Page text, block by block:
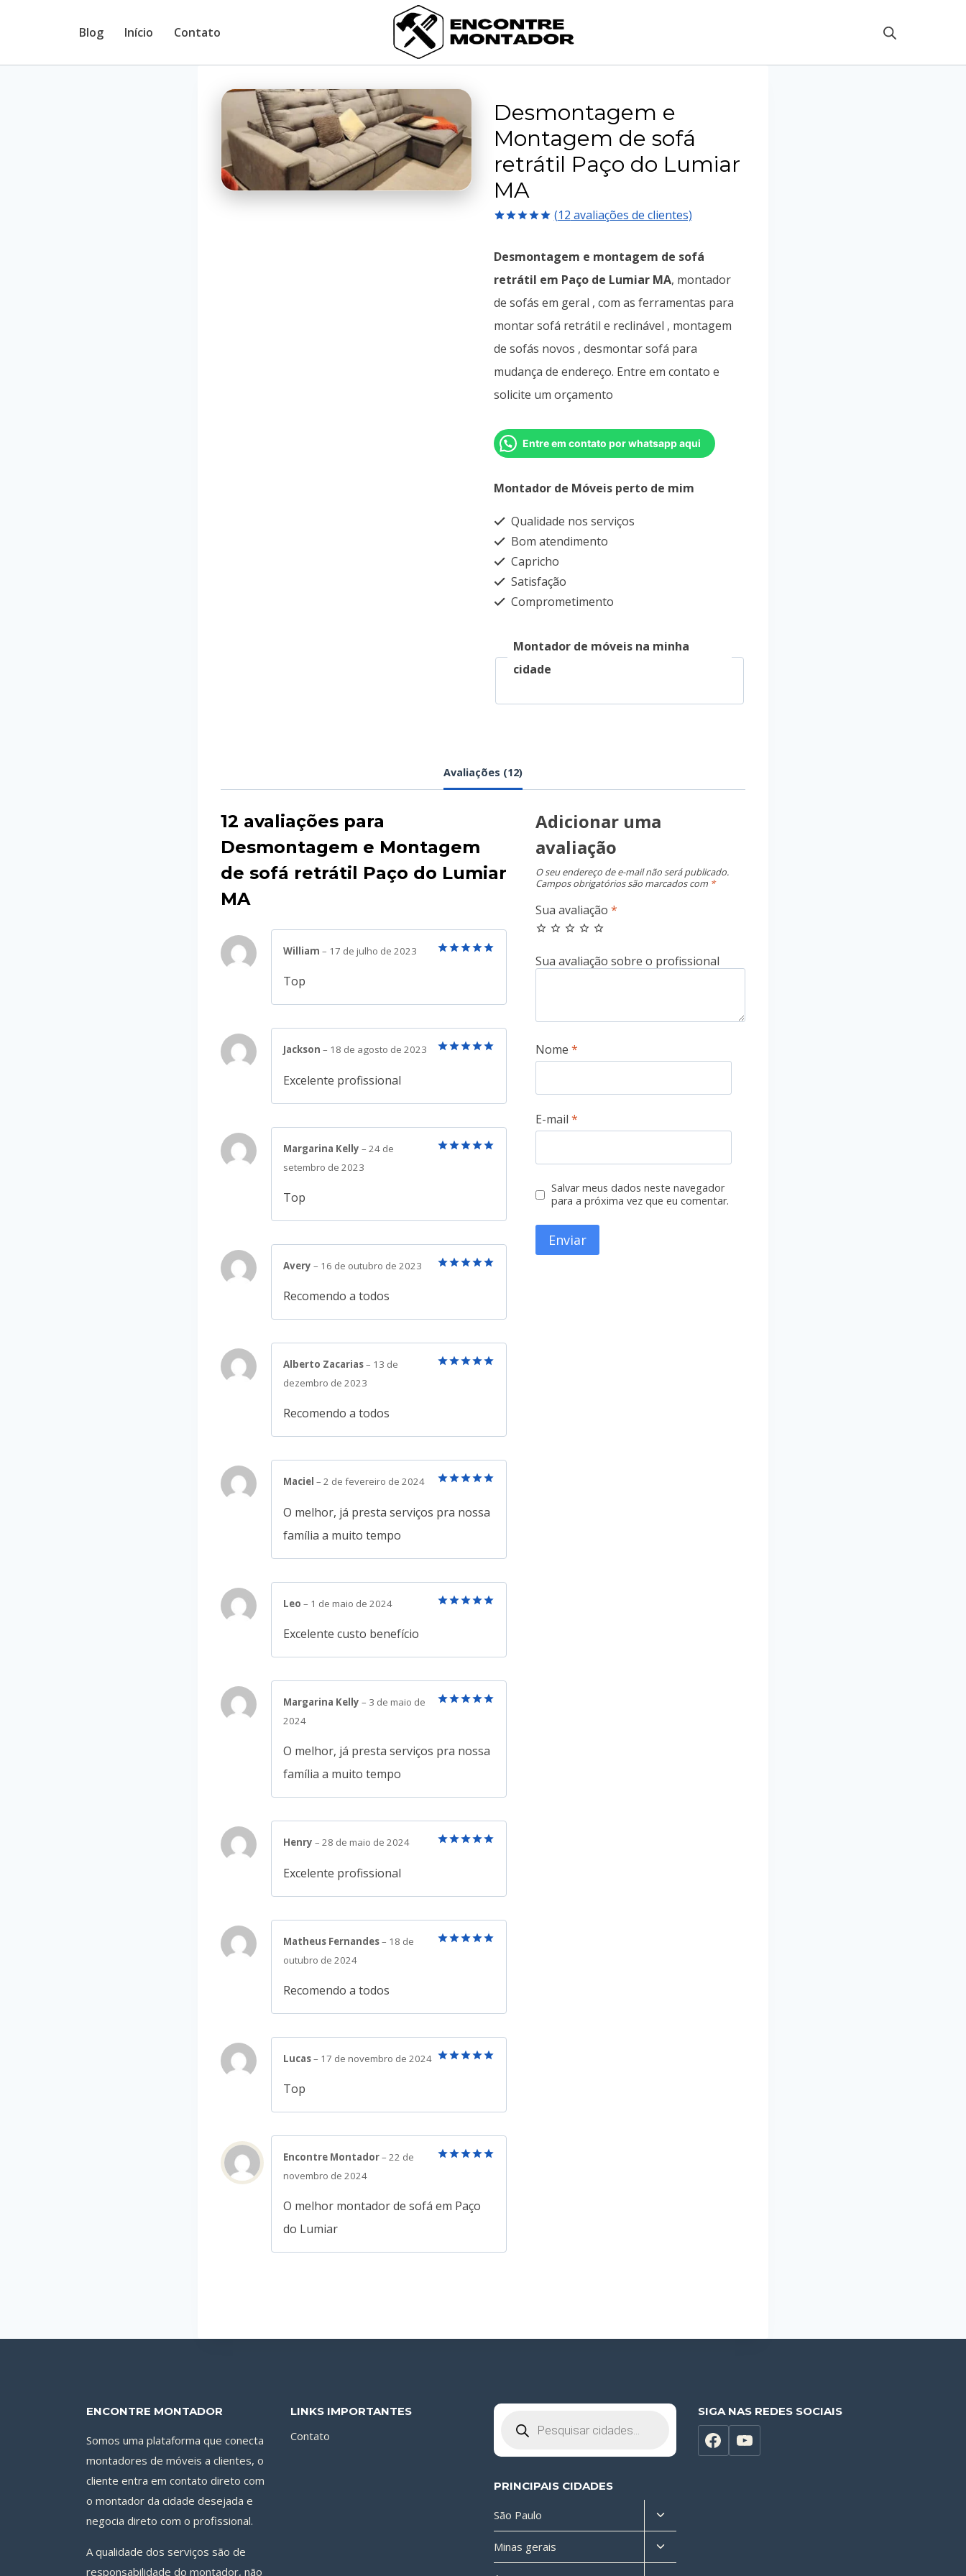
Blog Início Contato
Desmontagem e
Montagem de sofá
retrátil Paço do Lumiar
MA
de 5, com
avaliações
(12 avaliações de clientes)
Desmontagem e montagem de sofá
retrátil em Paço de Lumiar MA, montador
de sofás em geral , com as ferramentas para
montar sofá retrátil e reclinável , montagem
de sofás novos , desmontar sofá para
mudança de endereço. Entre em contato e
solicite um orçamento
Entre em contato por whatsapp aqui
Montador de Móveis perto de mim
Qualidade nos serviços
Bom atendimento
Capricho
Satisfação
Comprometimento
Montador de móveis na minha
cidade
Avaliações (12)
12 avaliações para
Desmontagem e Montagem
de sofá retrátil Paço do Lumiar
MA
William – 17 de julho de 2023
Top
Jackson – 18 de agosto de 2023
Excelente profissional
Margarina Kelly – 24 de
setembro de 2023
Top
Avery – 16 de outubro de 2023
Recomendo a todos
Alberto Zacarias– 13 de
dezembro de 2023
Recomendo a todos
Maciel – 2 de fevereiro de 2024
O melhor, já presta serviços pra nossa
família a muito tempo
Leo – 1 de maio de 2024
Excelente custo benefício
Margarina Kelly – 3 de maio de
2024
O melhor, já presta serviços pra nossa
família a muito tempo
Henry – 28 de maio de 2024
Excelente profissional
Matheus Fernandes– 18 de
outubro de 2024
Recomendo a todos
Lucas– 17 de novembro de 2024
Top
Encontre Montador– 22 de
novembro de 2024
O melhor montador de sofá em Paço
do Lumiar
Adicionar uma
avaliação
O seu endereço de e-mail não será publicado.
Campos obrigatórios são marcados com *
Sua avaliação *
Nome *
E-mail *
Salvar meus dados neste navegador
para a próxima vez que eu comentar.
ENCONTRE MONTADOR
Somos uma plataforma que conecta
montadores de móveis a clientes, o
cliente entra em contato direto com
o montador da cidade desejada e
negocia direto com o profissional.
A qualidade dos serviços são de
responsabilidade do montador, não
LINKS IMPORTANTES
Contato
produtos
PRINCIPAIS CIDADES
São Paulo
Alternar
menu
filho
Minas gerais
Alternar
menu
SIGA NAS REDES SOCIAIS